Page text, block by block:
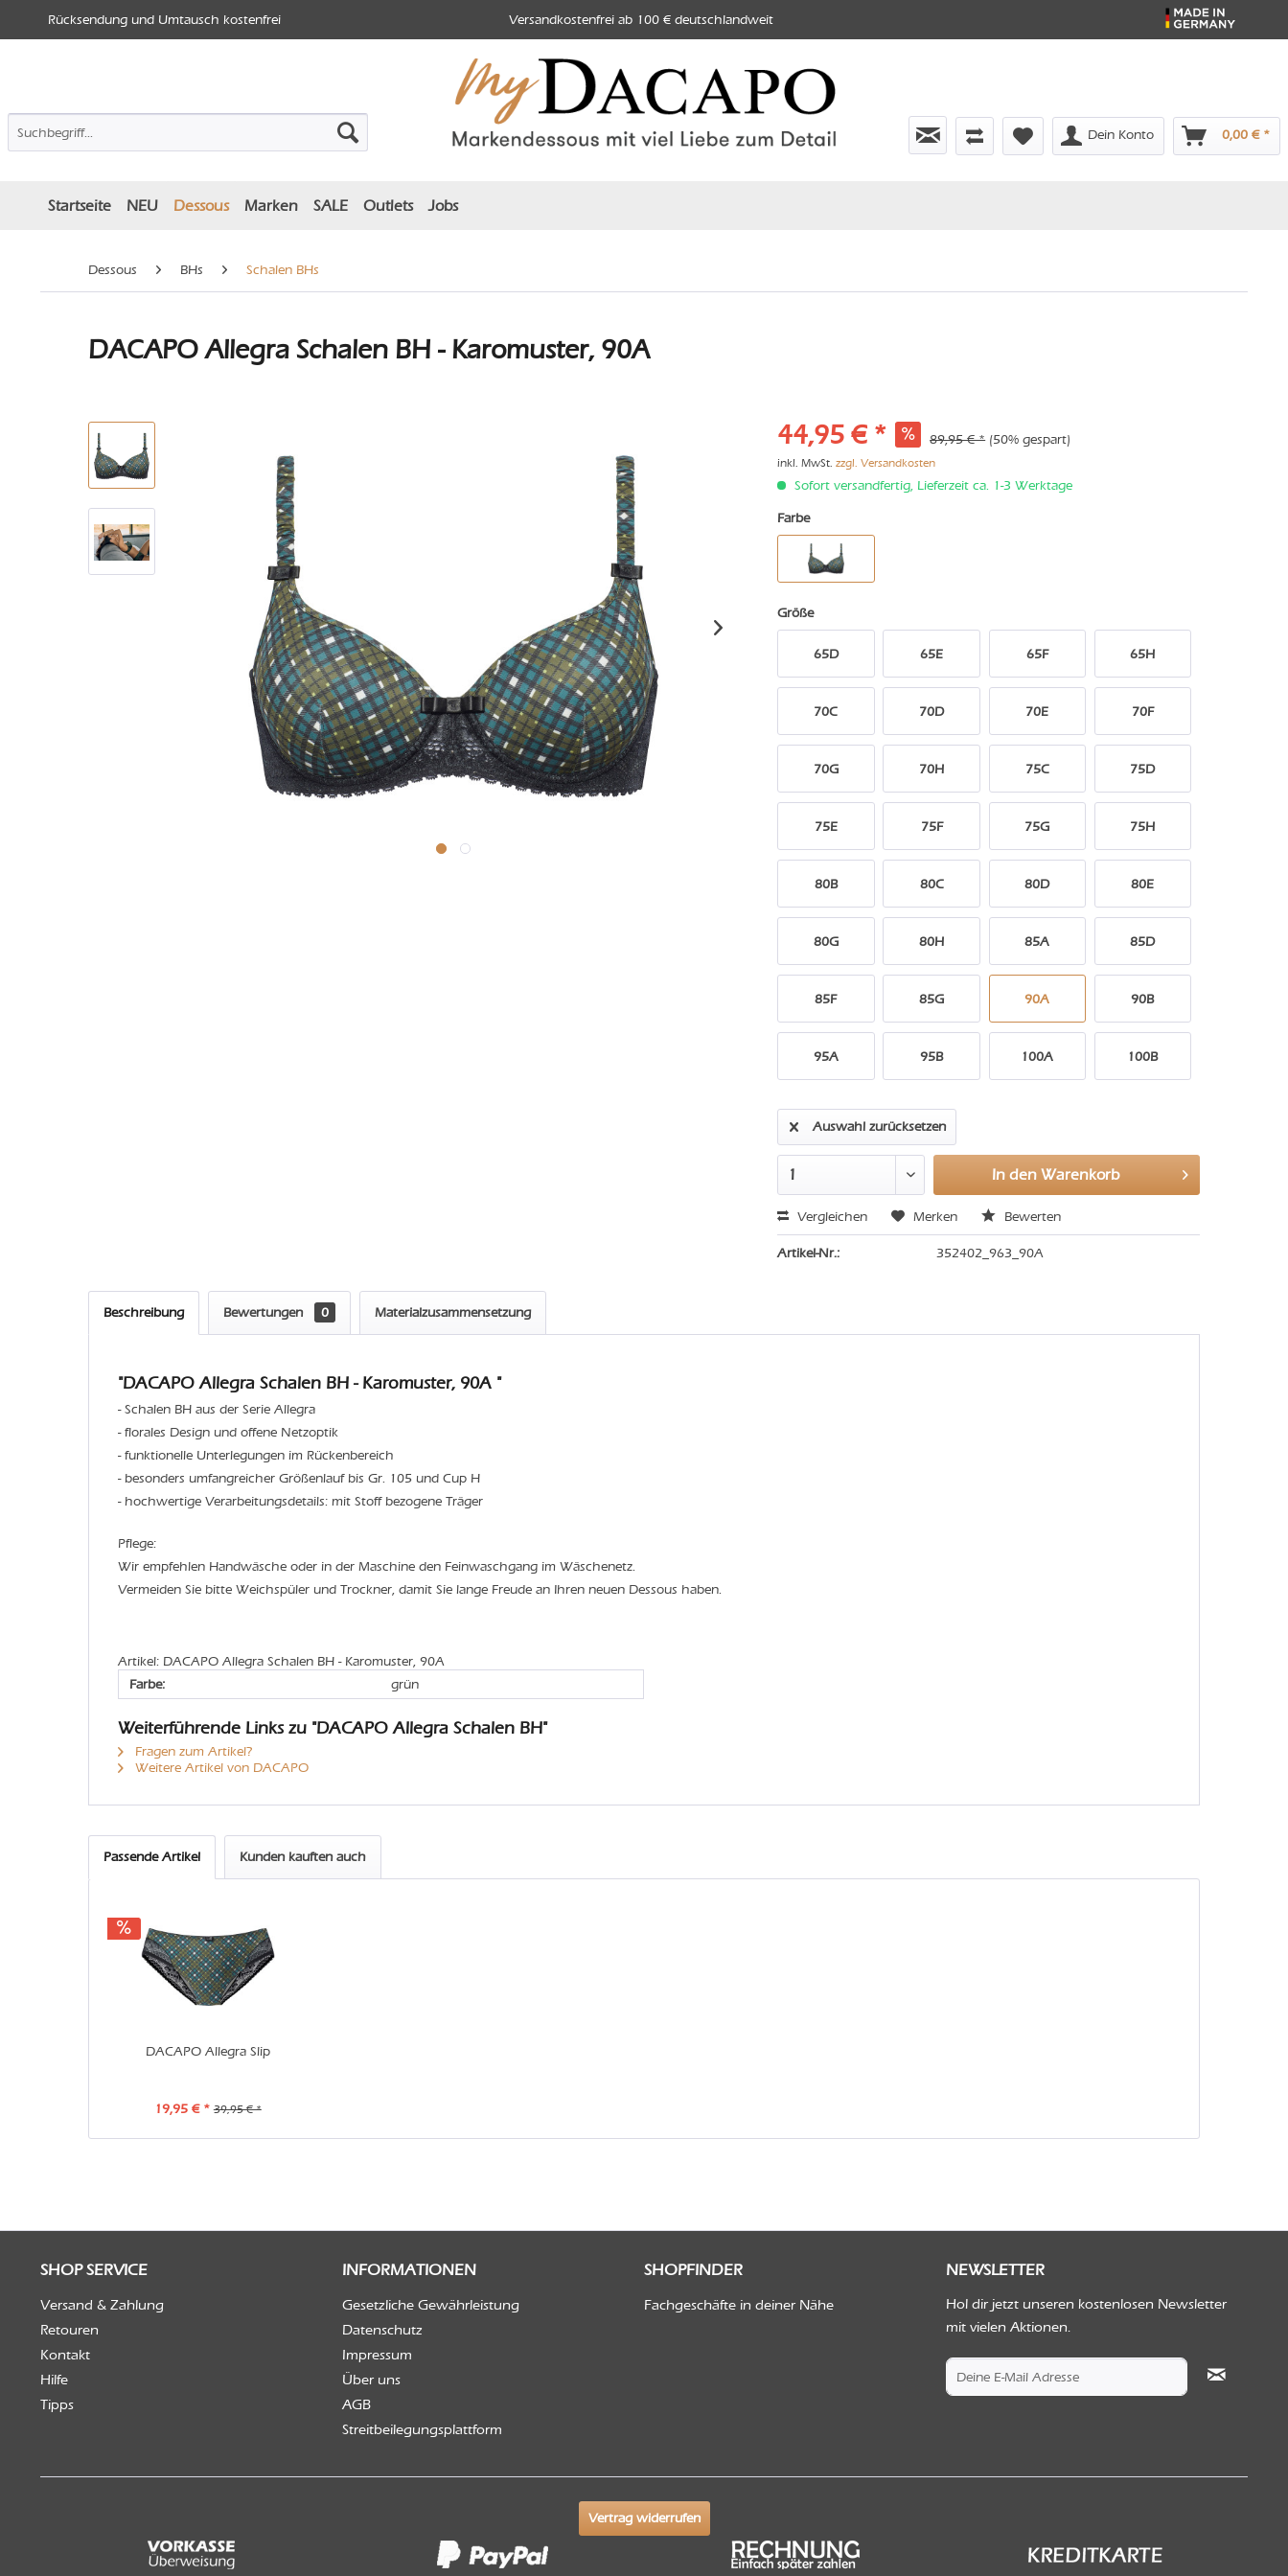
Rücksendung und Umtausch kostenfrei Versandkostenfrei ab 100 € deutschlandweit
Dein Konto 0,00 € *
Startseite NEU Dessous Marken SALE Outlets Jobs
Dessous BHs Schalen BHs
DACAPO Allegra Schalen BH - Karomuster, 90A
44,95 € * 89,95 € * (50% gespart)
inkl. MwSt.zzgl. Versandkosten
Sofort versandfertig, Lieferzeit ca. 1-3 Werktage
Farbe
Größe
65D 65E 65F 65H
70C 70D 70E 70F
70G 70H 75C 75D
75E 75F 75G 75H
80B 80C 80D 80E
80G 80H 85A 85D
85F 85G 90A 90B
95A 95B 100A 100B
Auswahl zurücksetzen
In den Warenkorb
Vergleichen Merken Bewerten
Artikel-Nr.: 352402_963_90A
Beschreibung Bewertungen 0 Materialzusammensetzung
"DACAPO Allegra Schalen BH - Karomuster, 90A "
- Schalen BH aus der Serie Allegra
- florales Design und offene Netzoptik
- funktionelle Unterlegungen im Rückenbereich
- besonders umfangreicher Größenlauf bis Gr. 105 und Cup H
- hochwertige Verarbeitungsdetails: mit Stoff bezogene Träger
Pflege:
Wir empfehlen Handwäsche oder in der Maschine den Feinwaschgang im Wäschenetz.
Vermeiden Sie bitte Weichspüler und Trockner, damit Sie lange Freude an Ihren neuen Dessous haben.
Artikel: DACAPO Allegra Schalen BH - Karomuster, 90A
Farbe:
grün
Weiterführende Links zu "DACAPO Allegra Schalen BH"
Fragen zum Artikel?
Weitere Artikel von DACAPO
Passende Artikel Kunden kauften auch
DACAPO Allegra Slip
19,95 € * 39,95 € *
SHOP SERVICE
Versand & Zahlung
Retouren
Kontakt
Hilfe
Tipps
INFORMATIONEN
Gesetzliche Gewährleistung
Datenschutz
Impressum
Über uns
AGB
Streitbeilegungsplattform
SHOPFINDER
Fachgeschäfte in deiner Nähe
NEWSLETTER
Hol dir jetzt unseren kostenlosen Newsletter
mit vielen Aktionen.
Vertrag widerrufen